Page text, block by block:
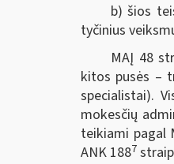
b) šios
tyčinius
MAĮ 48
kitos pusės –
specialistai).
mokesčių
teikiami pagal
ANK 1887